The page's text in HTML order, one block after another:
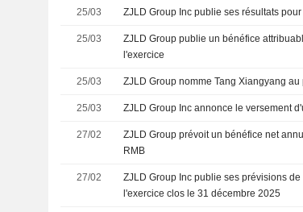
25/03 ZJLD Group Inc publie ses résultats
25/03
ZJLD Group publie un bénéfice
l'exercice
25/03 ZJLD Group nomme Tang Xiangyang
25/03 ZJLD Group Inc annonce le versement
27/02
ZJLD Group prévoit un bénéfice net
RMB
27/02
ZJLD Group Inc publie ses prévisions
l'exercice clos le 31 décembre 2025